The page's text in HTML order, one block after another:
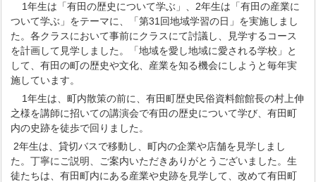
1年生は「有田の歴史について学ぶ」、2年生は「有田の産業に
ついて学ぶ」をテーマに、「第31回地域学習の日」を実施しまし
た。各クラスにおいて事前にクラスにて討議し、見学するコース
を計画して見学しました。「地域を愛し地域に愛される学校」と
して、有田の町の歴史や文化、産業を知る機会にしようと毎年実
施しています。
1年生は、町内散策の前に、有田町歴史民俗資料館館長の村上伸
之様を講師に招いての講演会で有田の歴史について学び、有田町
内の史跡を徒歩で回りました。
2年生は、貸切バスで移動し、町内の企業や店舗を見学しまし
た。丁寧にご説明、ご案内いただきありがとうございました。生
徒たちは、有田町内にある産業や史跡を見学して、改めて有田町